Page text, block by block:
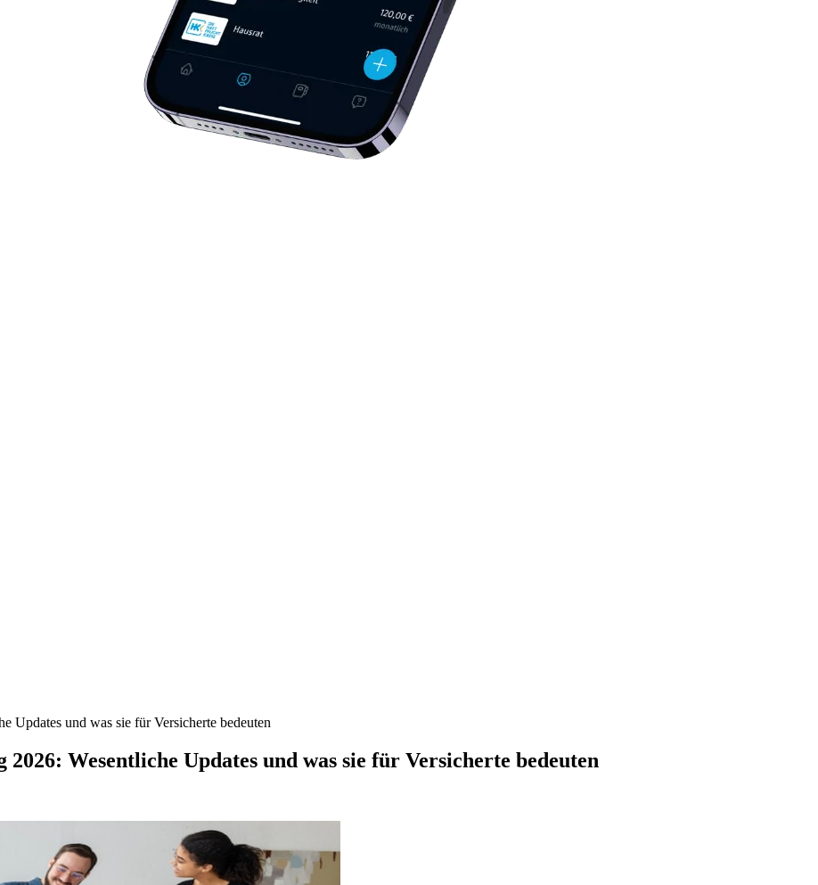
Updates und was sie für Versicherte bedeuten
Wesentliche Updates und was sie für Versicherte bedeuten